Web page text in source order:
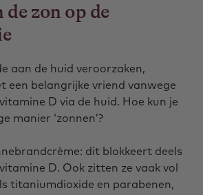
zon op de
aan de huid veroorzaken,
een belangrijke vriend vanwege
D via de huid. Hoe kun je
manier ‘zonnen’?
dit blokkeert deels
D. Ook zitten ze vaak vol
titaniumdioxide en parabenen,